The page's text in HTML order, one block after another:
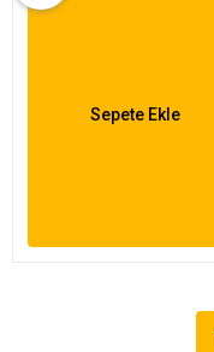
Sepete Ekle